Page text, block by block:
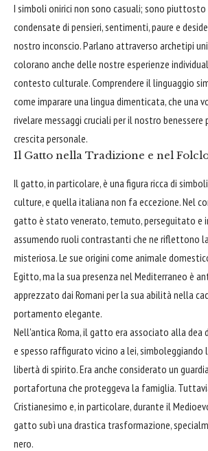
I simboli onirici non sono casuali; sono piuttosto
condensate di pensieri, sentimenti, paure e
nostro inconscio. Parlano attraverso archetipi
colorano anche delle nostre esperienze
contesto culturale. Comprendere il linguaggio
come imparare una lingua dimenticata, che una
rivelare messaggi cruciali per il nostro benessere
crescita personale.
Il Gatto nella Tradizione e nel
Il gatto, in particolare, è una figura ricca di
culture, e quella italiana non fa eccezione. Nel
gatto è stato venerato, temuto, perseguitato e
assumendo ruoli contrastanti che ne riflettono
misteriosa. Le sue origini come animale
Egitto, ma la sua presenza nel Mediterraneo è
apprezzato dai Romani per la sua abilità nella
portamento elegante.
Nell'antica Roma, il gatto era associato alla dea
e spesso raffigurato vicino a lei, simboleggiando
libertà di spirito. Era anche considerato un
portafortuna che proteggeva la famiglia.
Cristianesimo e, in particolare, durante il
gatto subì una drastica trasformazione,
nero.